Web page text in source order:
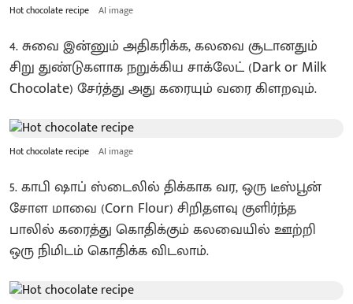
Hot chocolate recipe AI image
4. சுவை இன்னும் அதிகரிக்க, கலவை சூடானதும்
சிறு துண்டுகளாக நறுக்கிய சாக்லேட் (Dark or Milk
Chocolate) சேர்த்து அது கரையும் வரை கிளறவும்.
Hot chocolate recipe AI image
5. காபி ஷாப் ஸ்டைலில் திக்காக வர, ஒரு டீஸ்பூன்
சோள மாவை (Corn Flour) சிறிதளவு குளிர்ந்த
பாலில் கரைத்து கொதிக்கும் கலவையில் ஊற்றி
ஒரு நிமிடம் கொதிக்க விடலாம்.